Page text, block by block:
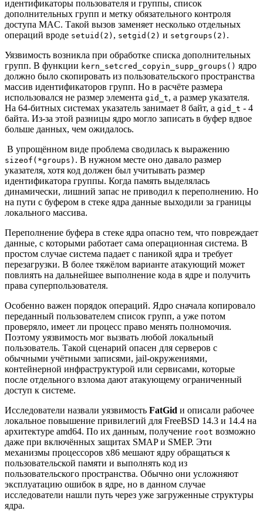
идентификаторы пользователя и группы, список
дополнительных групп и метку обязательного контроля
доступа MAC. Такой вызов заменяет несколько отдельных
операций вроде setuid(2) , setgid(2) и setgroups(2) .
Уязвимость возникла при обработке списка дополнительных
групп. В функции kern_setcred_copyin_supp_groups() ядро
должно было скопировать из пользовательского пространства
массив идентификаторов групп. Но в расчёте размера
использовался не размер элемента gid_t, а размер указателя.
На 64-битных системах указатель занимает 8 байт, а gid_t - 4
байта. Из-за этой разницы ядро могло записать в буфер вдвое
больше данных, чем ожидалось.
В упрощённом виде проблема сводилась к выражению
sizeof(*groups) . В нужном месте оно давало размер
указателя, хотя код должен был учитывать размер
идентификатора группы. Когда память выделялась
динамически, лишний запас не приводил к переполнению. Но
на пути с буфером в стеке ядра данные выходили за границы
локального массива.
Переполнение буфера в стеке ядра опасно тем, что повреждает
данные, с которыми работает сама операционная система. В
простом случае система падает с паникой ядра и требует
перезагрузки. В более тяжёлом варианте атакующий может
повлиять на дальнейшее выполнение кода в ядре и получить
права суперпользователя.
Особенно важен порядок операций. Ядро сначала копировало
переданный пользователем список групп, а уже потом
проверяло, имеет ли процесс право менять полномочия.
Поэтому уязвимость мог вызвать любой локальный
пользователь. Такой сценарий опасен для серверов с
обычными учётными записями, jail-окружениями,
контейнерной инфраструктурой или сервисами, которые
после отдельного взлома дают атакующему ограниченный
доступ к системе.
Исследователи назвали уязвимость FatGid и описали рабочее
локальное повышение привилегий для FreeBSD 14.3 и 14.4 на
архитектуре amd64. По их данным, получение root возможно
даже при включённых защитах SMAP и SMEP. Эти
механизмы процессоров x86 мешают ядру обращаться к
пользовательской памяти и выполнять код из
пользовательского пространства. Обычно они усложняют
эксплуатацию ошибок в ядре, но в данном случае
исследователи нашли путь через уже загруженные структуры
ядра.